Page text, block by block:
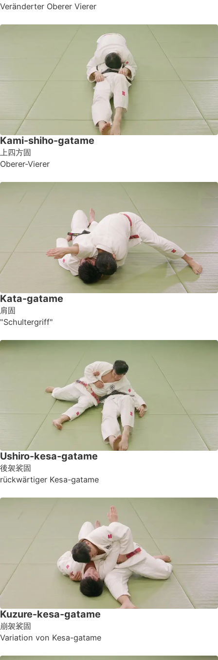
Veränderter Oberer Vierer
Kami-shiho-gatame
上四方固
Oberer-Vierer
Kata-gatame
肩固
"Schultergriff"
Ushiro-kesa-gatame
後袈裟固
rückwärtiger Kesa-gatame
Kuzure-kesa-gatame
崩袈裟固
Variation von Kesa-gatame